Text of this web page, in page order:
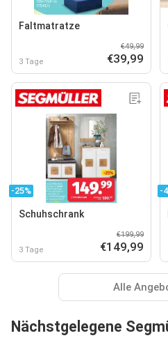
Faltmatratze
3 Tage
€49,99
€39,99
-25%
Schuhschrank
3 Tage
€199,99
€149,99
-
Alle
Nächstgelegene